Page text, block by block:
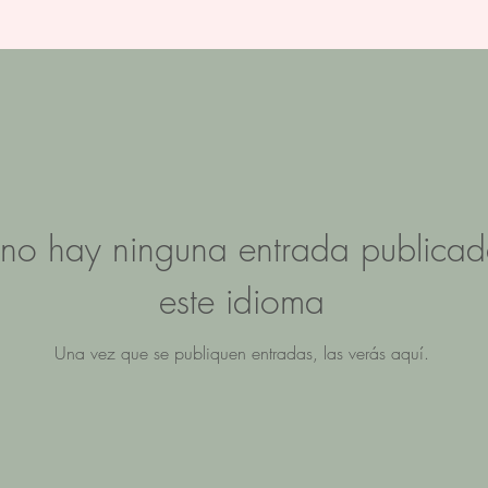
hay ninguna entrada
este idioma
Una vez que se publiquen entradas, las verás aquí.